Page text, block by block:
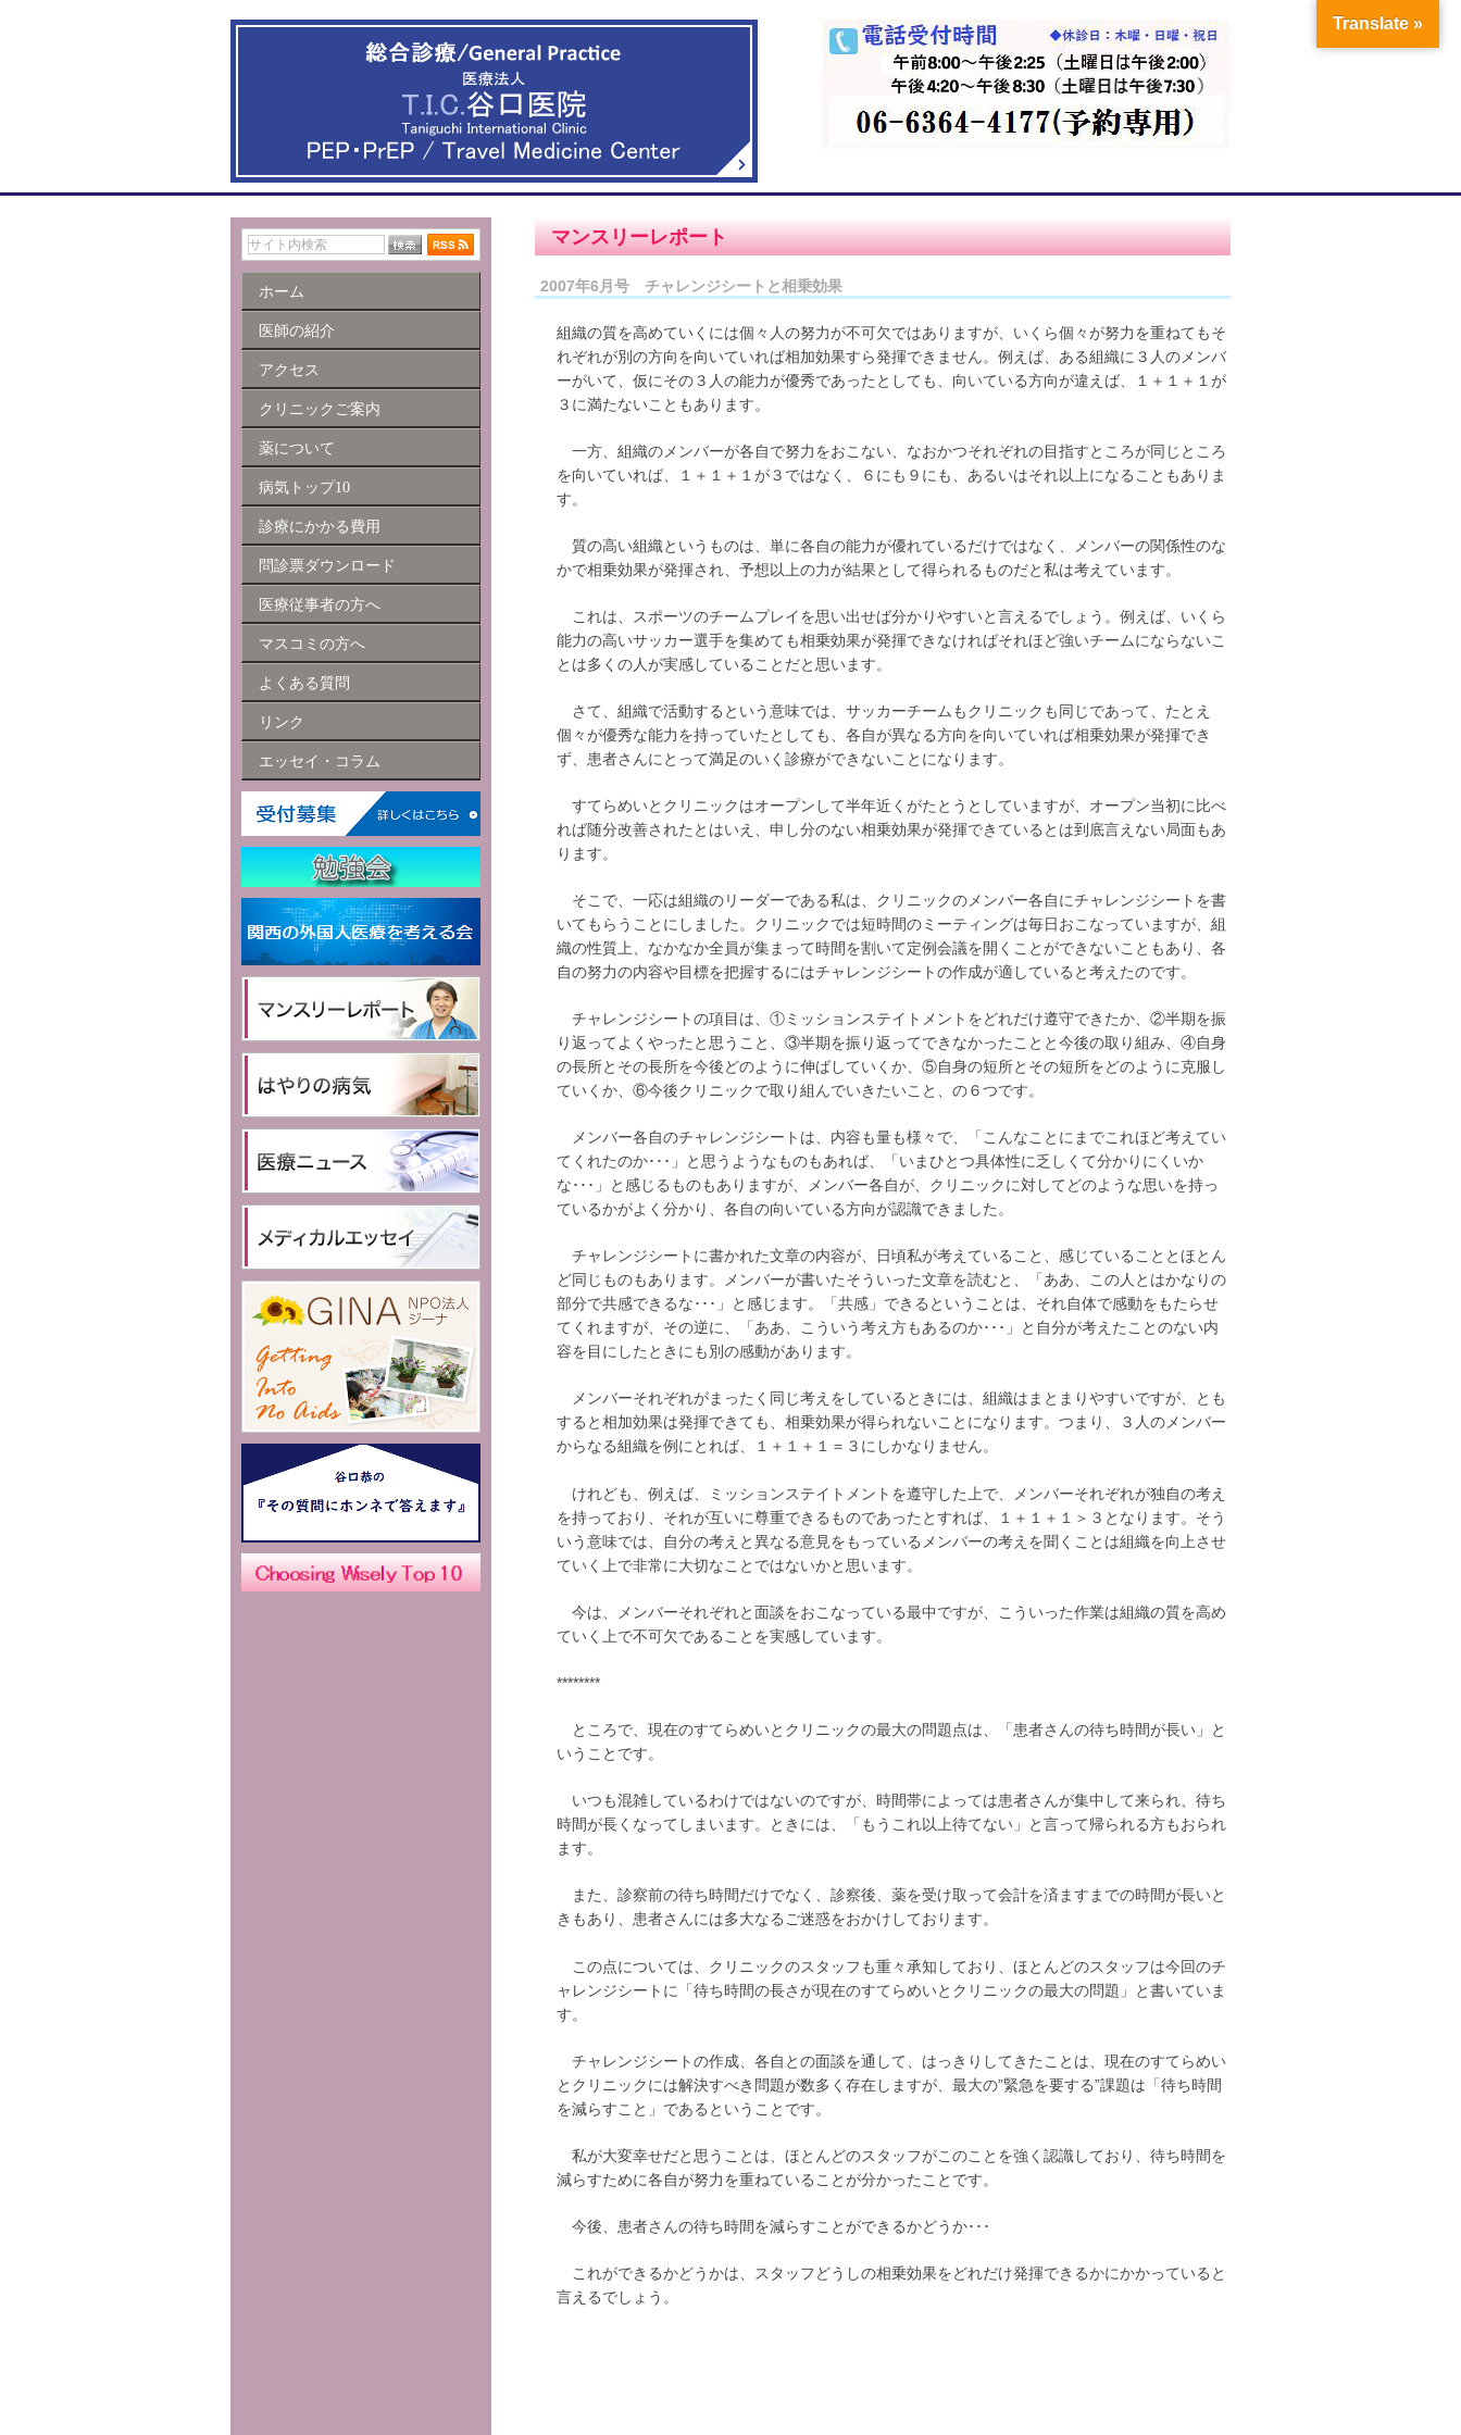
マンスリーレポート
2007年6月号 チャレンジシートと相乗効果
組織の質を高めていくには個々人の努力が不可欠ではありますが、いくら個々が努力を重ねてもそ
れぞれが別の方向を向いていれば相加効果すら発揮できません。例えば、ある組織に３人のメンバ
ーがいて、仮にその３人の能力が優秀であったとしても、向いている方向が違えば、１＋１＋１が
３に満たないこともあります。
一方、組織のメンバーが各自で努力をおこない、なおかつそれぞれの目指すところが同じところ
を向いていれば、１＋１＋１が３ではなく、６にも９にも、あるいはそれ以上になることもありま
す。
質の高い組織というものは、単に各自の能力が優れているだけではなく、メンバーの関係性のな
かで相乗効果が発揮され、予想以上の力が結果として得られるものだと私は考えています。
これは、スポーツのチームプレイを思い出せば分かりやすいと言えるでしょう。例えば、いくら
能力の高いサッカー選手を集めても相乗効果が発揮できなければそれほど強いチームにならないこ
とは多くの人が実感していることだと思います。
さて、組織で活動するという意味では、サッカーチームもクリニックも同じであって、たとえ
個々が優秀な能力を持っていたとしても、各自が異なる方向を向いていれば相乗効果が発揮でき
ず、患者さんにとって満足のいく診療ができないことになります。
すてらめいとクリニックはオープンして半年近くがたとうとしていますが、オープン当初に比べ
れば随分改善されたとはいえ、申し分のない相乗効果が発揮できているとは到底言えない局面もあ
ります。
そこで、一応は組織のリーダーである私は、クリニックのメンバー各自にチャレンジシートを書
いてもらうことにしました。クリニックでは短時間のミーティングは毎日おこなっていますが、組
織の性質上、なかなか全員が集まって時間を割いて定例会議を開くことができないこともあり、各
自の努力の内容や目標を把握するにはチャレンジシートの作成が適していると考えたのです。
チャレンジシートの項目は、①ミッションステイトメントをどれだけ遵守できたか、②半期を振
り返ってよくやったと思うこと、③半期を振り返ってできなかったことと今後の取り組み、④自身
の長所とその長所を今後どのように伸ばしていくか、⑤自身の短所とその短所をどのように克服し
ていくか、⑥今後クリニックで取り組んでいきたいこと、の６つです。
メンバー各自のチャレンジシートは、内容も量も様々で、「こんなことにまでこれほど考えてい
てくれたのか･･･」と思うようなものもあれば、「いまひとつ具体性に乏しくて分かりにくいか
な･･･」と感じるものもありますが、メンバー各自が、クリニックに対してどのような思いを持っ
ているかがよく分かり、各自の向いている方向が認識できました。
チャレンジシートに書かれた文章の内容が、日頃私が考えていること、感じていることとほとん
ど同じものもあります。メンバーが書いたそういった文章を読むと、「ああ、この人とはかなりの
部分で共感できるな･･･」と感じます。「共感」できるということは、それ自体で感動をもたらせ
てくれますが、その逆に、「ああ、こういう考え方もあるのか･･･」と自分が考えたことのない内
容を目にしたときにも別の感動があります。
メンバーそれぞれがまったく同じ考えをしているときには、組織はまとまりやすいですが、とも
すると相加効果は発揮できても、相乗効果が得られないことになります。つまり、３人のメンバー
からなる組織を例にとれば、１＋１＋１＝３にしかなりません。
けれども、例えば、ミッションステイトメントを遵守した上で、メンバーそれぞれが独自の考え
を持っており、それが互いに尊重できるものであったとすれば、１＋１＋１＞３となります。そう
いう意味では、自分の考えと異なる意見をもっているメンバーの考えを聞くことは組織を向上させ
ていく上で非常に大切なことではないかと思います。
今は、メンバーそれぞれと面談をおこなっている最中ですが、こういった作業は組織の質を高め
ていく上で不可欠であることを実感しています。
********
ところで、現在のすてらめいとクリニックの最大の問題点は、「患者さんの待ち時間が長い」と
いうことです。
いつも混雑しているわけではないのですが、時間帯によっては患者さんが集中して来られ、待ち
時間が長くなってしまいます。ときには、「もうこれ以上待てない」と言って帰られる方もおられ
ます。
また、診察前の待ち時間だけでなく、診察後、薬を受け取って会計を済ますまでの時間が長いと
きもあり、患者さんには多大なるご迷惑をおかけしております。
この点については、クリニックのスタッフも重々承知しており、ほとんどのスタッフは今回のチ
ャレンジシートに「待ち時間の長さが現在のすてらめいとクリニックの最大の問題」と書いていま
す。
チャレンジシートの作成、各自との面談を通して、はっきりしてきたことは、現在のすてらめい
とクリニックには解決すべき問題が数多く存在しますが、最大の”緊急を要する”課題は「待ち時間
を減らすこと」であるということです。
私が大変幸せだと思うことは、ほとんどのスタッフがこのことを強く認識しており、待ち時間を
減らすために各自が努力を重ねていることが分かったことです。
今後、患者さんの待ち時間を減らすことができるかどうか･･･
これができるかどうかは、スタッフどうしの相乗効果をどれだけ発揮できるかにかかっていると
言えるでしょう。
ホーム
医師の紹介
アクセス
クリニックご案内
薬について
病気トップ10
診療にかかる費用
問診票ダウンロード
医療従事者の方へ
マスコミの方へ
よくある質問
リンク
エッセイ・コラム
Translate »